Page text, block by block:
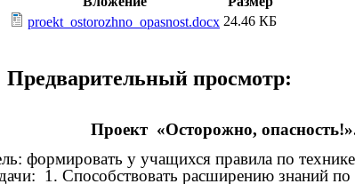
proekt_ostorozhno_opasnost.docx 24.46 КБ
Предварительный просмотр:
Проект «Осторожно,
формировать у учащихся правила по технике
1. Способствовать расширению знаний по